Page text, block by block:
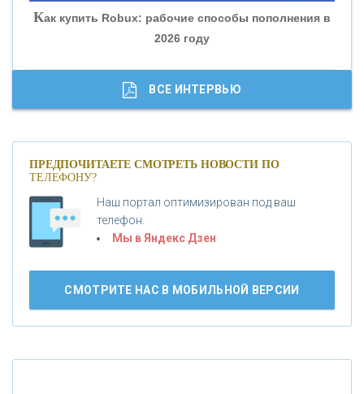
«ГАЗПРОМБАНК»
«МОСКОВСКИЙ КРЕДИТНЫЙ БАНК»
«БАНК ВОЗРОЖДЕНИЕ»
АО «КРЕДИТ ЕВРОПА БАНК»
Как купить Robux: рабочие способы пополнения в
2026 году
Банки.ру обновил логотип впервые за 19 лет -
ВСЕ ИНТЕРВЬЮ
ПРЕДПОЧИТАЕТЕ СМОТРЕТЬ НОВОСТИ ПО
ТЕЛЕФОНУ?
Наш портал оптимизирован под ваш
телефон.
Мы в Яндекс Дзен
СМОТРИТЕ НАС В МОБИЛЬНОЙ ВЕРСИИ